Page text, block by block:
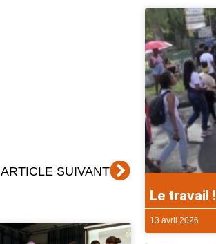
ARTICLE SUIVANTSuivant
Le travail !
13 avril 2026